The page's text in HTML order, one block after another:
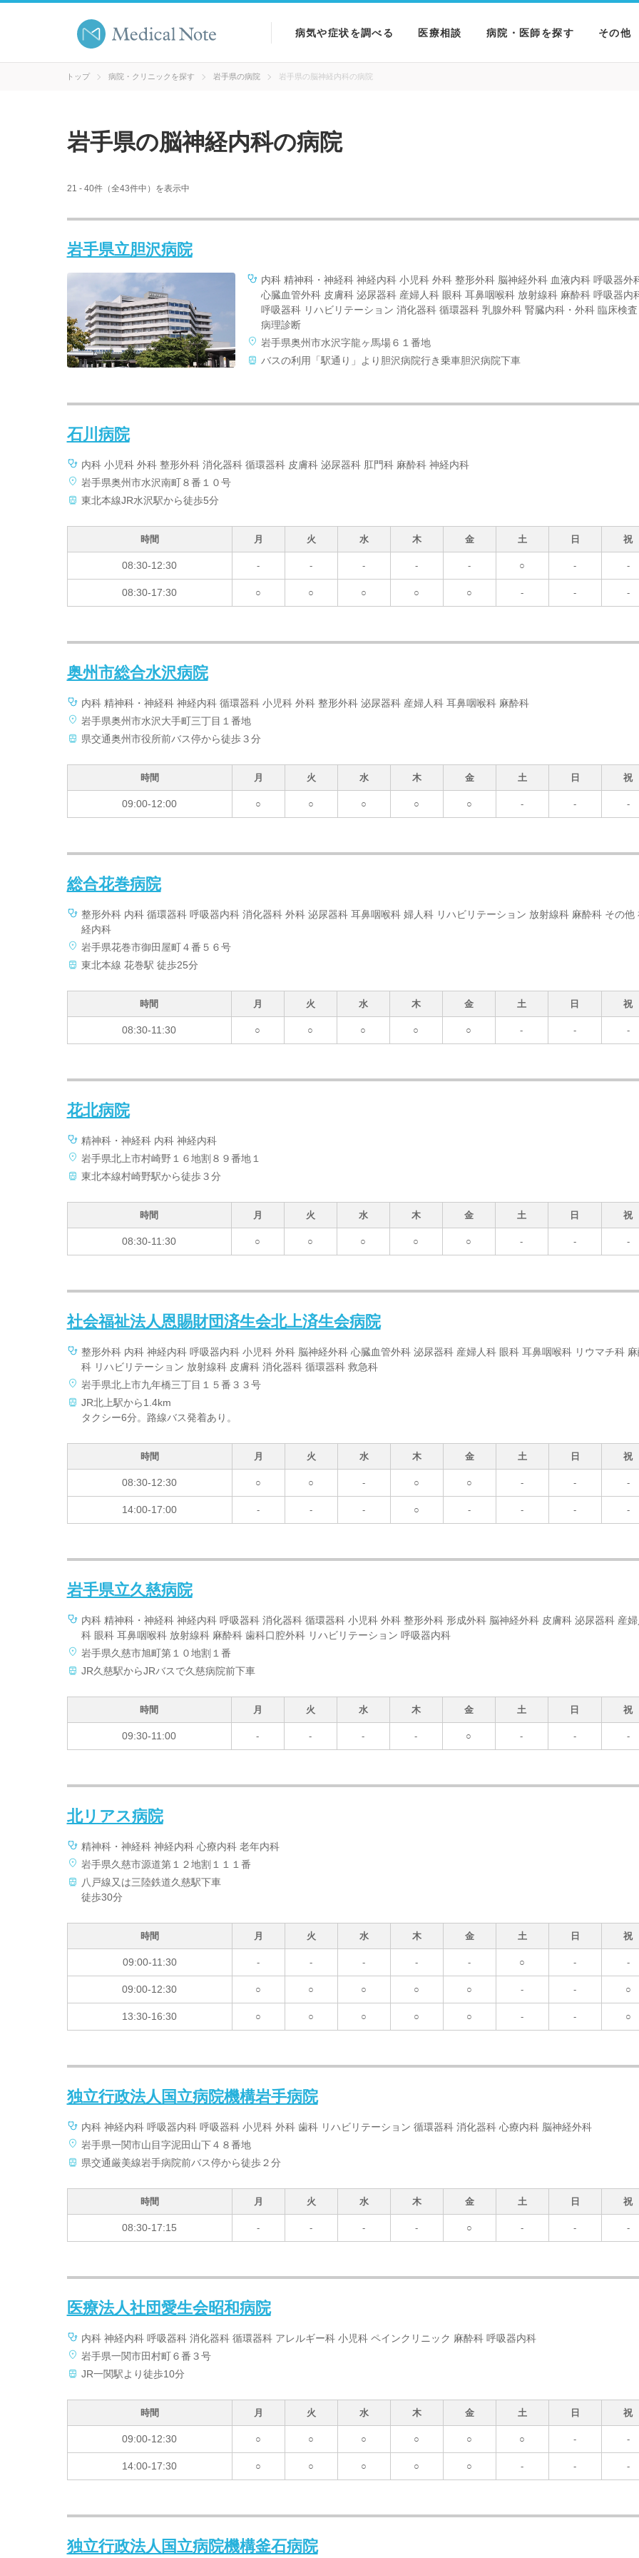
病気や症状を調べる
検査を調べる
医療相談 病院・医師を探す その他
トップ 病院・クリニックを探す 岩手県の病院 岩手県の脳神経内科の病院
岩手県の脳神経内科の病院
21 - 40件（全43件中）を表示中
岩手県立胆沢病院
内科 精神科・神経科 神経内科 小児科 外科 整形外科 脳神経外科 血液内科 呼吸器外
心臓血管外科 皮膚科 泌尿器科 産婦人科 眼科 耳鼻咽喉科 放射線科 麻酔科 呼吸器内
呼吸器科 リハビリテーション 消化器科 循環器科 乳腺外科 腎臓内科・外科 臨床検
病理診断
岩手県奥州市水沢字龍ヶ馬場６１番地
バスの利用「駅通り」より胆沢病院行き乗車胆沢病院下車
石川病院
内科 小児科 外科 整形外科 消化器科 循環器科 皮膚科 泌尿器科 肛門科 麻酔科 神経内科
岩手県奥州市水沢南町８番１０号
東北本線JR水沢駅から徒歩5分
時間 月 火 水 木 金 土 日 祝
08:30-12:30 - - - - - ○ - -
08:30-17:30 ○ ○ ○ ○ ○ - - -
奥州市総合水沢病院
内科 精神科・神経科 神経内科 循環器科 小児科 外科 整形外科 泌尿器科 産婦人科 耳鼻咽喉科 麻酔科
岩手県奥州市水沢大手町三丁目１番地
県交通奥州市役所前バス停から徒歩３分
時間 月 火 水 木 金 土 日 祝
09:00-12:00 ○ ○ ○ ○ ○ - - -
総合花巻病院
整形外科 内科 循環器科 呼吸器内科 消化器科 外科 泌尿器科 耳鼻咽喉科 婦人科 リハビリテーション 放射線科 麻酔科 その他
経内科
岩手県花巻市御田屋町４番５６号
東北本線 花巻駅 徒歩25分
時間 月 火 水 木 金 土 日 祝
08:30-11:30 ○ ○ ○ ○ ○ - - -
花北病院
精神科・神経科 内科 神経内科
岩手県北上市村崎野１６地割８９番地１
東北本線村崎野駅から徒歩３分
時間 月 火 水 木 金 土 日 祝
08:30-11:30 ○ ○ ○ ○ ○ - - -
社会福祉法人恩賜財団済生会北上済生会病院
整形外科 内科 神経内科 呼吸器内科 小児科 外科 脳神経外科 心臓血管外科 泌尿器科 産婦人科 眼科 耳鼻咽喉科 リウマチ科
科 リハビリテーション 放射線科 皮膚科 消化器科 循環器科 救急科
岩手県北上市九年橋三丁目１５番３３号
JR北上駅から1.4km
タクシー6分。路線バス発着あり。
時間 月 火 水 木 金 土 日 祝
08:30-12:30 ○ ○ - ○ ○ - - -
14:00-17:00 - - - ○ - - - -
岩手県立久慈病院
内科 精神科・神経科 神経内科 呼吸器科 消化器科 循環器科 小児科 外科 整形外科 形成外科 脳神経外科 皮膚科 泌尿器科 産
科 眼科 耳鼻咽喉科 放射線科 麻酔科 歯科口腔外科 リハビリテーション 呼吸器内科
岩手県久慈市旭町第１０地割１番
JR久慈駅からJRバスで久慈病院前下車
時間 月 火 水 木 金 土 日 祝
09:30-11:00 - - - - ○ - - -
北リアス病院
精神科・神経科 神経内科 心療内科 老年内科
岩手県久慈市源道第１２地割１１１番
八戸線又は三陸鉄道久慈駅下車
徒歩30分
時間 月 火 水 木 金 土 日 祝
09:00-11:30 - - - - - ○ - -
09:00-12:30 ○ ○ ○ ○ ○ - - ○
13:30-16:30 ○ ○ ○ ○ ○ - - ○
独立行政法人国立病院機構岩手病院
内科 神経内科 呼吸器内科 呼吸器科 小児科 外科 歯科 リハビリテーション 循環器科 消化器科 心療内科 脳神経外科
岩手県一関市山目字泥田山下４８番地
県交通厳美線岩手病院前バス停から徒歩２分
時間 月 火 水 木 金 土 日 祝
08:30-17:15 - - - - ○ - - -
医療法人社団愛生会昭和病院
内科 神経内科 呼吸器科 消化器科 循環器科 アレルギー科 小児科 ペインクリニック 麻酔科 呼吸器内科
岩手県一関市田村町６番３号
JR一関駅より徒歩10分
時間 月 火 水 木 金 土 日 祝
09:00-12:30 ○ ○ ○ ○ ○ ○ - -
14:00-17:30 ○ ○ ○ ○ ○ - - -
独立行政法人国立病院機構釜石病院